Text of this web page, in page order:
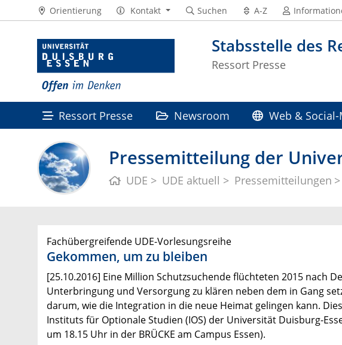
Stabsstelle des
Ressort Presse
Orientierung Kontakt Suchen A-Z
Ressort Presse Newsroom Web &
Pressemitteilung der
UDE UDE aktuell Pressemitteilungen
Fachübergreifende UDE-Vorlesungsreihe
Gekommen, um zu bleiben
[25.10.2016] Eine Million Schutzsuchende flüchteten 2015 nach
Unterbringung und Versorgung zu klären neben dem in Gang
darum, wie die Integration in die neue Heimat gelingen kann.
Instituts für Optionale Studien (IOS) der Universität Duisburg-
um 18.15 Uhr in der BRÜCKE am Campus Essen).